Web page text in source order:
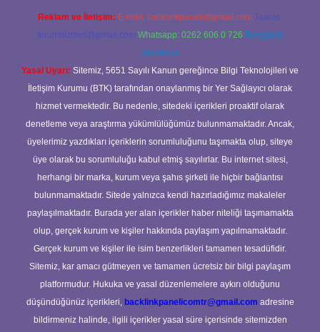
Reklam ve İletişim: E-mail: backlinkpaneli@gmail.com Teams:
forumhizmeti@gmail.com Whatsapp: 0262 606 0 726 Telegram:
@karabul
Yasal Uyarı: Sitemiz, 5651 Sayılı Kanun gereğince Bilgi Teknolojileri ve
İletişim Kurumu (BTK) tarafından onaylanmış bir Yer Sağlayıcı olarak
hizmet vermektedir. Bu nedenle, sitedeki içerikleri proaktif olarak
denetleme veya araştırma yükümlülüğümüz bulunmamaktadır. Ancak,
üyelerimiz yazdıkları içeriklerin sorumluluğunu taşımakta olup, siteye
üye olarak bu sorumluluğu kabul etmiş sayılırlar. Bu internet sitesi,
herhangi bir marka, kurum veya şahıs şirketi ile hiçbir bağlantısı
bulunmamaktadır. Sitede yalnızca kendi hazırladığımız makaleler
paylaşılmaktadır. Burada yer alan içerikler haber niteliği taşımamakta
olup, gerçek kurum ve kişiler hakkında paylaşım yapılmamaktadır.
Gerçek kurum ve kişiler ile isim benzerlikleri tamamen tesadüfidir.
Sitemiz, kar amacı gütmeyen ve tamamen ücretsiz bir bilgi paylaşım
platformudur. Hukuka ve yasal düzenlemelere aykırı olduğunu
düşündüğünüz içerikleri, backlinkpanelicomtr@gmail.com adresine
bildirmeniz halinde, ilgili içerikler yasal süre içerisinde sitemizden